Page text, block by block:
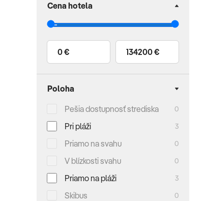
Cena hotela
0 € 134200 €
Poloha
Pešia dostupnosť strediska
0
Pri pláži 3
Priamo na svahu 0
V blízkosti svahu 0
Priamo na pláži 3
Skibus 0